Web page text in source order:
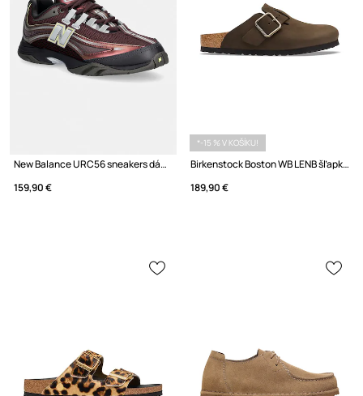
New Balance URC56 sneakers dámske
159,90 €
*-15 % V KOŠÍKU!
Birkenstock Boston WB LENB šľapky mules dámske nubukové
189,90 €